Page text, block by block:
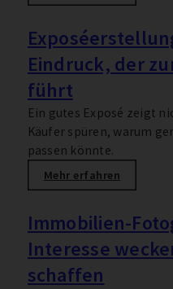
Eindruck, der
führt
Ein gutes Exposé zeigt
Käufer spüren, warum
passen könnte.
Mehr erfahren
Immobilien-
Interesse
schaffen